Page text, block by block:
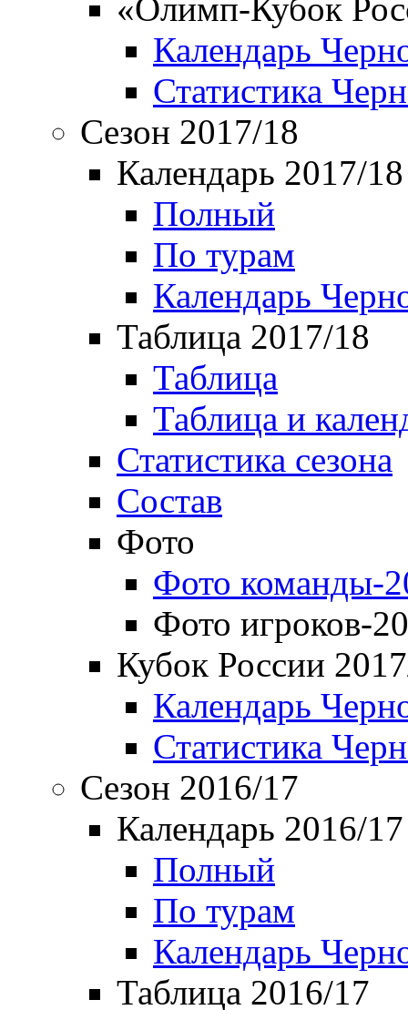
«Олимп-Кубок
Календарь
Статистика
Сезон 2017/18
Календарь 2017/18
Полный
По турам
Календарь
Таблица 2017/18
Таблица
Таблица и
Статистика сезона
Состав
Фото
Фото команды-
Фото игроков-
Кубок России
Календарь
Статистика
Сезон 2016/17
Календарь 2016/17
Полный
По турам
Календарь
Таблица 2016/17